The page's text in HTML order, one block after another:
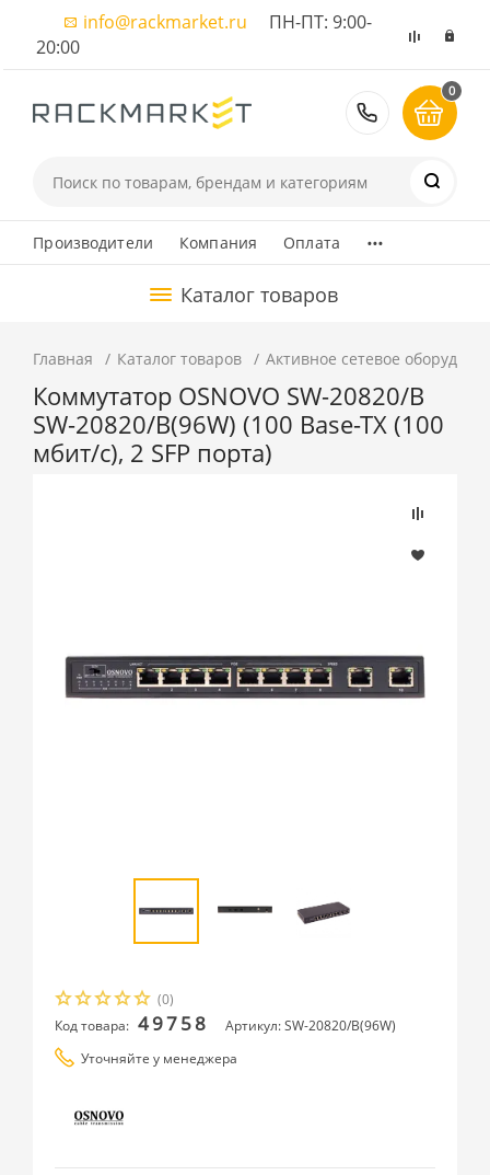
info@rackmarket.ru ПН-ПТ: 9:00-
20:00
8 (495)
0
Производители Компания Оплата ...
Каталог товаров
Главная Каталог товаров Активное сетевое
Коммутатор OSNOVO SW-20820/B
SW-20820/B(96W) (100 Base-TX (100
мбит/с), 2 SFP порта)
(0)
Код товара: 49758
Артикул: SW-20820/B(96W)
Уточняйте у менеджера